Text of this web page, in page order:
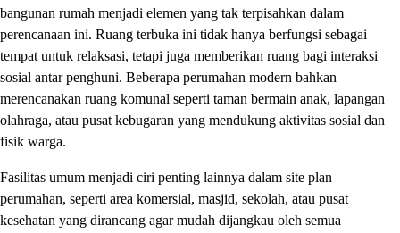
bangunan rumah menjadi elemen yang tak terpisahkan dalam
perencanaan ini. Ruang terbuka ini tidak hanya berfungsi sebagai
tempat untuk relaksasi, tetapi juga memberikan ruang bagi interaksi
sosial antar penghuni. Beberapa perumahan modern bahkan
merencanakan ruang komunal seperti taman bermain anak, lapangan
olahraga, atau pusat kebugaran yang mendukung aktivitas sosial dan
fisik warga.
Fasilitas umum menjadi ciri penting lainnya dalam site plan
perumahan, seperti area komersial, masjid, sekolah, atau pusat
kesehatan yang dirancang agar mudah dijangkau oleh semua